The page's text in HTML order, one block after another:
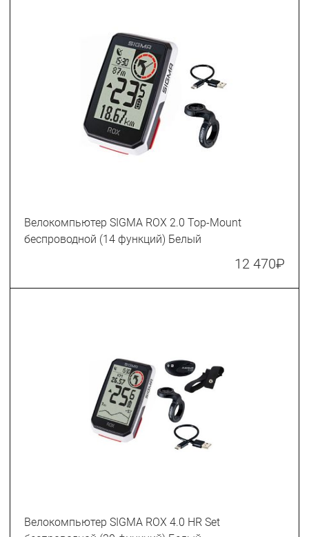
Велокомпьютер SIGMA ROX 2.0 Top-Mount
беспроводной (14 функций) Белый
12 470₽
Велокомпьютер SIGMA ROX 4.0 HR Set